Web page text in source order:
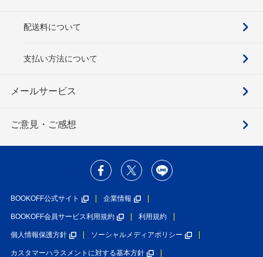
配送料について
支払い方法について
メールサービス
ご意見・ご感想
BOOKOFF公式サイト 企業情報
BOOKOFF会員サービス利用規約 利用規約
個人情報保護方針 ソーシャルメディアポリシー
カスタマーハラスメントに対する基本方針